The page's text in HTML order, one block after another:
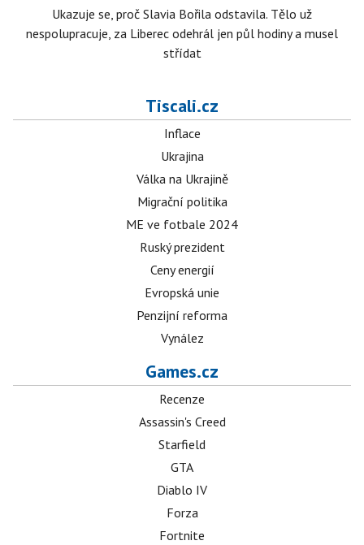
Ukazuje se, proč Slavia Bořila odstavila. Tělo už
nespolupracuje, za Liberec odehrál jen půl hodiny a musel
střídat
Tiscali.cz
Inflace
Ukrajina
Válka na Ukrajině
Migrační politika
ME ve fotbale 2024
Ruský prezident
Ceny energií
Evropská unie
Penzijní reforma
Vynález
Games.cz
Recenze
Assassin's Creed
Starfield
GTA
Diablo IV
Forza
Fortnite